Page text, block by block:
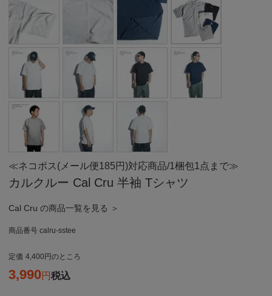
≪ネコポス(メール便185円)対応商品/1梱包1点まで≫
カルクルー Cal Cru 半袖 Tシャツ
Cal Cru の商品一覧を見る ＞
商品番号 calru-sstee
定価 4,400 のところ
3,990 税込